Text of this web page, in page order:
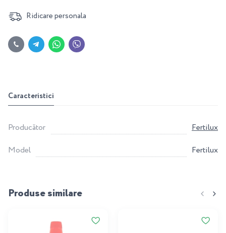
Ridicare personala
Caracteristici
Producător
Fertilux
Model
Fertilux
Produse similare